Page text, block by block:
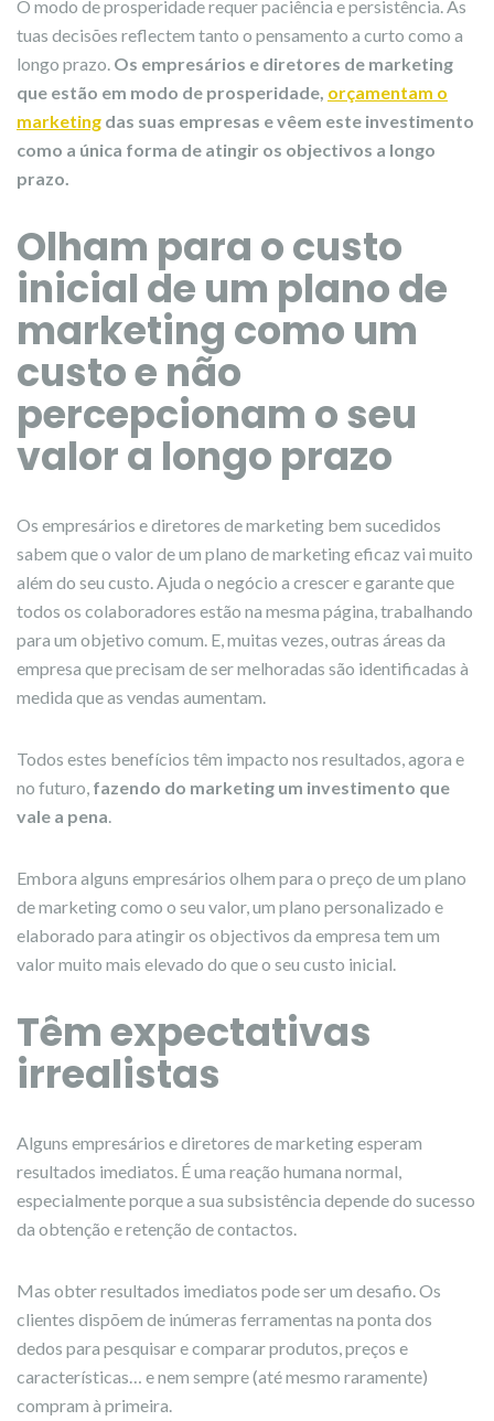
O modo de prosperidade requer paciência e persistência. As
tuas decisões reflectem tanto o pensamento a curto como a
longo prazo. Os empresários e diretores de marketing
que estão em modo de prosperidade, orçamentam o
marketing das suas empresas e vêem este investimento
como a única forma de atingir os objectivos a longo
prazo.
Olham para o custo
inicial de um plano de
marketing como um
custo e não
percepcionam o seu
valor a longo prazo
Os empresários e diretores de marketing bem sucedidos
sabem que o valor de um plano de marketing eficaz vai muito
além do seu custo. Ajuda o negócio a crescer e garante que
todos os colaboradores estão na mesma página, trabalhando
para um objetivo comum. E, muitas vezes, outras áreas da
empresa que precisam de ser melhoradas são identificadas à
medida que as vendas aumentam.
Todos estes benefícios têm impacto nos resultados, agora e
no futuro, fazendo do marketing um investimento que
vale a pena.
Embora alguns empresários olhem para o preço de um plano
de marketing como o seu valor, um plano personalizado e
elaborado para atingir os objectivos da empresa tem um
valor muito mais elevado do que o seu custo inicial.
Têm expectativas
irrealistas
Alguns empresários e diretores de marketing esperam
resultados imediatos. É uma reação humana normal,
especialmente porque a sua subsistência depende do sucesso
da obtenção e retenção de contactos.
Mas obter resultados imediatos pode ser um desafio. Os
clientes dispõem de inúmeras ferramentas na ponta dos
dedos para pesquisar e comparar produtos, preços e
características… e nem sempre (até mesmo raramente)
compram à primeira.